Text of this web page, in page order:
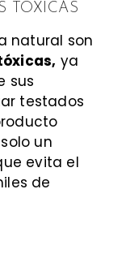
TÓXICAS
natural son
ya
sus
testados
un
evita el
de